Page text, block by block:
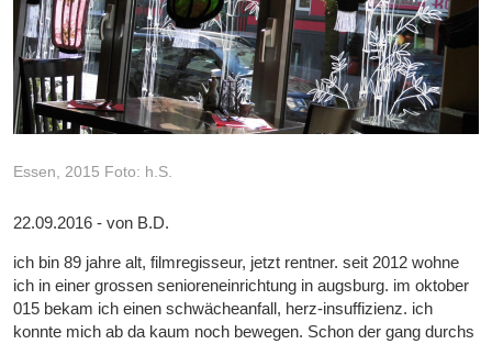
Essen, 2015 Foto: h.S.
22.09.2016 - von B.D.
ich bin 89 jahre alt, filmregisseur, jetzt rentner. seit 2012 wohne
ich in einer grossen senioreneinrichtung in augsburg. im oktober
015 bekam ich einen schwächeanfall, herz-insuffizienz. ich
konnte mich ab da kaum noch bewegen. Schon der gang durchs